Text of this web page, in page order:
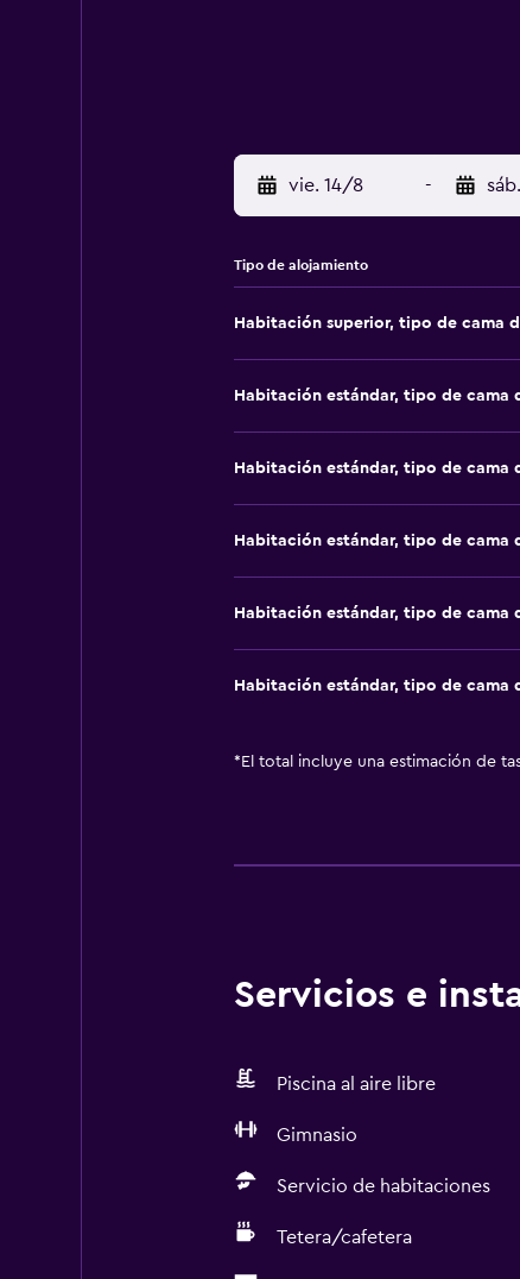
vie. 14/8 -
Tipo de alojamiento
Habitación superior, tipo de cama
Habitación estándar, tipo de cama
Habitación estándar, tipo de cama
Habitación estándar, tipo de cama
Habitación estándar, tipo de cama
Habitación estándar, tipo de cama
* El total incluye una estimación de
Servicios e
Piscina al aire libre
Gimnasio
Servicio de habitaciones
Tetera/cafetera